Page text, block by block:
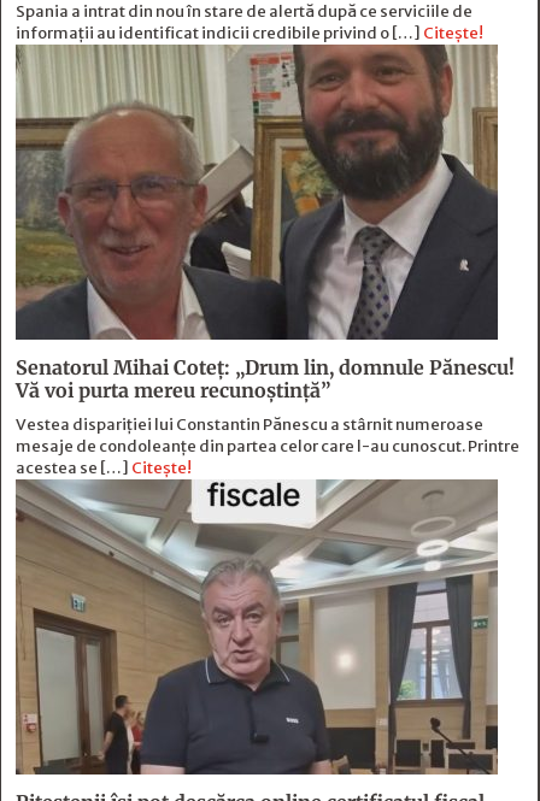
Spania a intrat din nou în stare de alertă după ce serviciile de
informații au identificat indicii credibile privind o […] Citește!
Senatorul Mihai Coteț: „Drum lin, domnule Pănescu!
Vă voi purta mereu recunoștință”
Vestea dispariției lui Constantin Pănescu a stârnit numeroase
mesaje de condoleanțe din partea celor care l-au cunoscut. Printre
acestea se […] Citește!